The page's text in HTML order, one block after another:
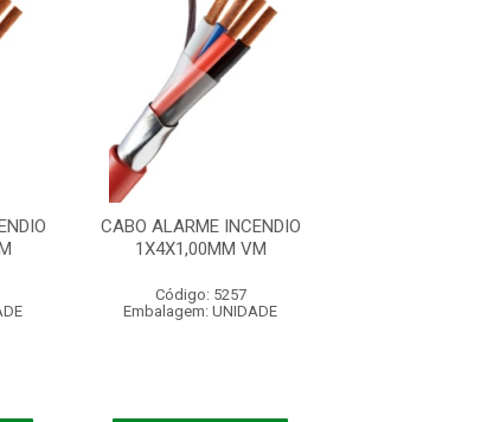
CABO ALARME INCENDIO
1X4X1,00MM VM
Código: 5257
Embalagem: UNIDADE